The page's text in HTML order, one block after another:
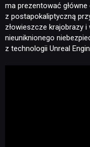
ma prezentować
z postapokaliptyczną
złowieszcze krajobrazy
nieuniknionego
z technologii Unreal